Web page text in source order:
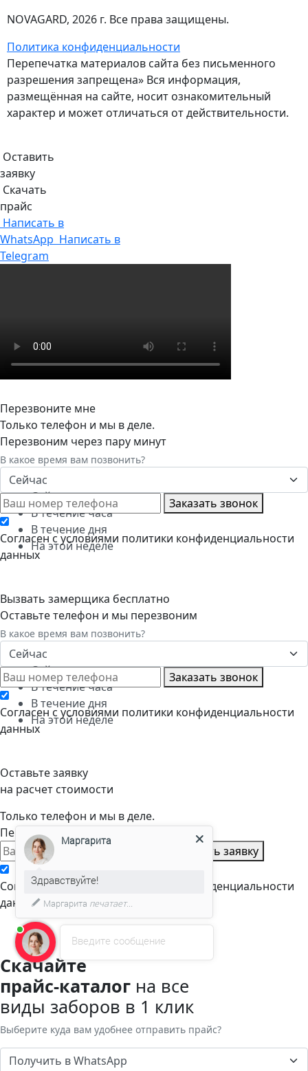
NOVAGARD, 2026 г. Все права защищены.
Политика конфиденциальности
Перепечатка материалов сайта без письменного
разрешения запрещена» Вся информация,
размещённая на сайте, носит ознакомительный
характер и может отличаться от действительности.
Оставить
заявку
Скачать
прайс
Написать в
WhatsApp Написать в
Telegram
Перезвоните мне
Только телефон и мы в деле.
Перезвоним через пару минут
В какое время вам позвонить?
Сейчас
Сейчас
В течение часа
В течение дня
На этой неделе
Заказать звонок
Cогласен с условиями политики конфиденциальности
данных
Вызвать замерщика бесплатно
Оставьте телефон и мы перезвоним
В какое время вам позвонить?
Сейчас
Сейчас
В течение часа
В течение дня
На этой неделе
Заказать звонок
Cогласен с условиями политики конфиденциальности
данных
Оставьте заявку
на расчет стоимости
Только телефон и мы в деле.
Перезвоним через пару минут
Оставить заявку
Cогласен с условиями
политики конфиденциальности
данных
Скачайте
прайс-каталог на все
виды заборов в 1 клик
Выберите куда вам удобнее отправить прайс?
Получить в WhatsApp
Введите сообщение
Маргарита
Здравствуйте!
Маргарита печатает...